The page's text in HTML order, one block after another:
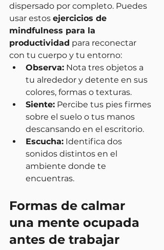
dispersado por completo. Puedes
usar estos ejercicios de
mindfulness para la
productividad para reconectar
con tu cuerpo y tu entorno:
Observa: Nota tres objetos a
tu alrededor y detente en sus
colores, formas o texturas.
Siente: Percibe tus pies firmes
sobre el suelo o tus manos
descansando en el escritorio.
Escucha: Identifica dos
sonidos distintos en el
ambiente donde te
encuentras.
Formas de calmar
una mente ocupada
antes de trabajar